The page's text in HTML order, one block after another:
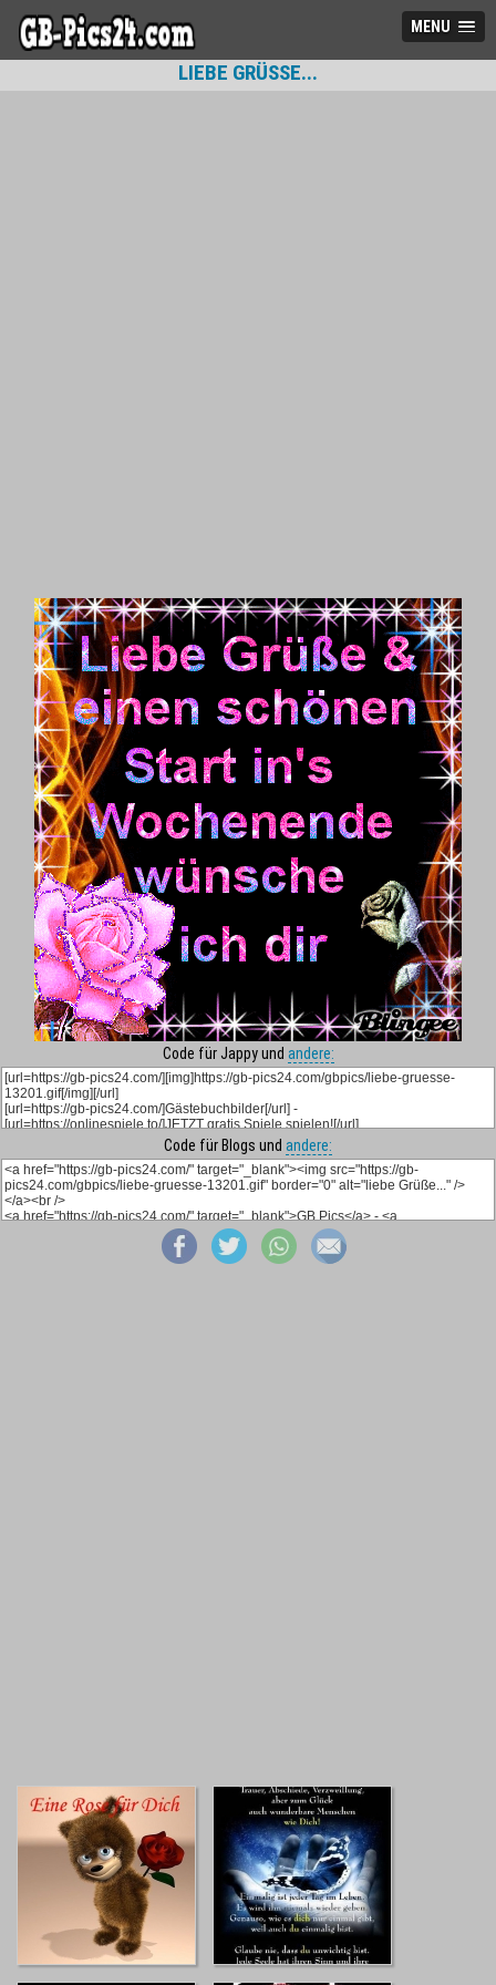
MENU
LIEBE GRÜSSE...
Code für Jappy und andere:
Code für Blogs und andere: